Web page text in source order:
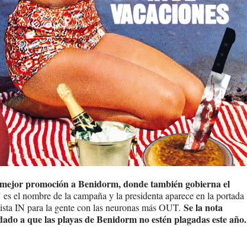
promoción a Benidorm, donde también gobierna el
el nombre de la campaña y la presidenta aparece en la portada
IN para la gente con las neuronas más OUT. Se la nota
a que las playas de Benidorm no estén plagadas este año.